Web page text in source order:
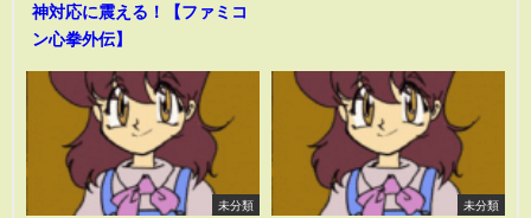
神対応に震える！【ファミコ
ン心拳外伝】
未分類 未分類